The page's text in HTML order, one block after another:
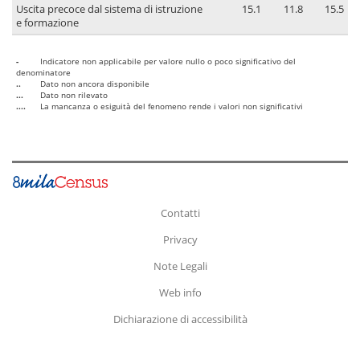
Uscita precoce dal sistema di istruzione
e formazione
15.1 11.8 15.5
-
Indicatore non applicabile per valore nullo o poco significativo del
denominatore
..
Dato non ancora disponibile
...
Dato non rilevato
....
La mancanza o esiguità del fenomeno rende i valori non significativi
Contatti
Privacy
Note Legali
Web info
Dichiarazione di accessibilità